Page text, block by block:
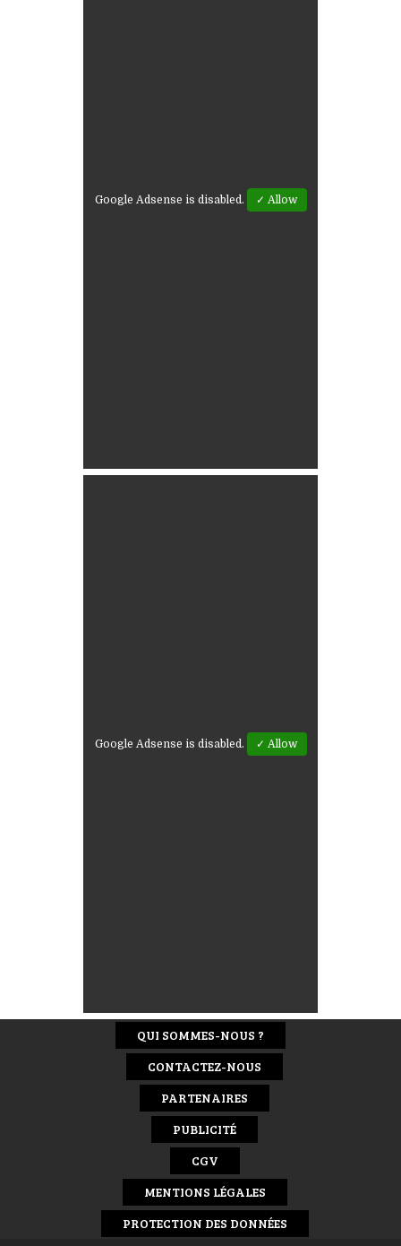
Google Adsense is disabled. ✓ Allow
Google Adsense is disabled. ✓ Allow
QUI SOMMES-NOUS ?
CONTACTEZ-NOUS
PARTENAIRES
PUBLICITÉ
CGV
MENTIONS LÉGALES
PROTECTION DES DONNÉES